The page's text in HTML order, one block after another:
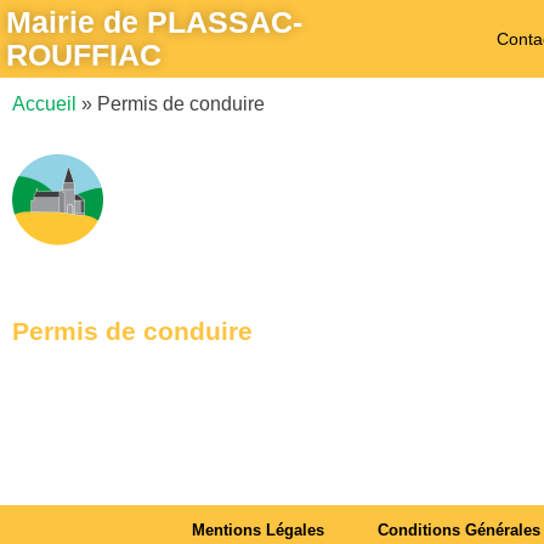
Mairie de PLASSAC-
ROUFFIAC
Accueil » Permis de conduire
Permis de conduire
Mentions Légales Conditions